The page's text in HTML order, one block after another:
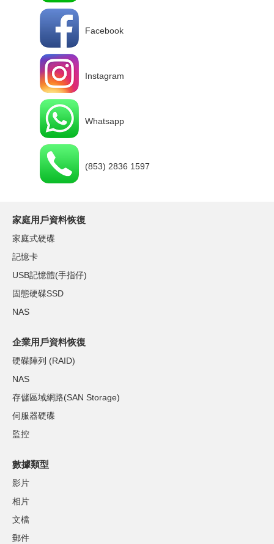
Facebook
Instagram
Whatsapp
(853) 2836 1597
家庭用戶資料恢復
家庭式硬碟
記憶卡
USB記憶體(手指仔)
固態硬碟SSD
NAS
企業用戶資料恢復
硬碟陣列 (RAID)
NAS
存儲區域網路(SAN Storage)
伺服器硬碟
監控
數據類型
影片
相片
文檔
郵件